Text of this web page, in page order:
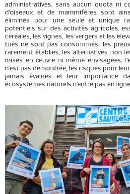
administratives, sans aucun quota ni
d’oiseaux et de mammifères sont
éliminés pour une seule et unique
potentiels sur des activités agricoles,
céréales, les vignes, les vergers et les
tués ne sont pas consommés, les
rarement établies, les alternatives non
mises en œuvre ni même envisagées,
n’est pas démontrée, les risques pour
jamais évalués et leur importance
écosystèmes naturels n’entre pas en